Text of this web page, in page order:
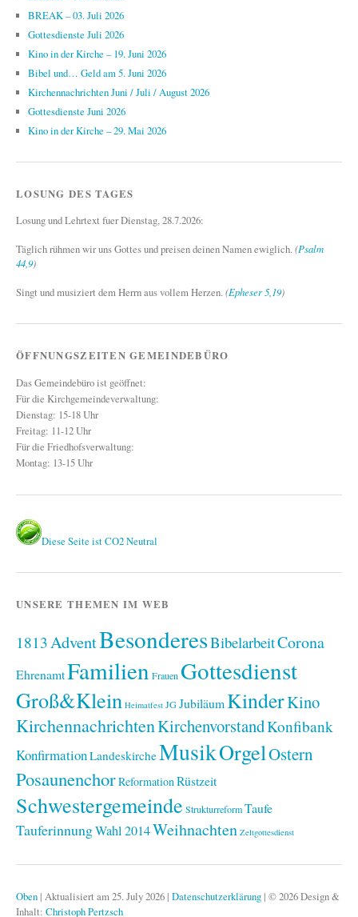
BREAK – 03. Juli 2026
Gottesdienste Juli 2026
Kino in der Kirche – 19. Juni 2026
Bibel und… Geld am 5. Juni 2026
Kirchennachrichten Juni / Juli / August 2026
Gottesdienste Juni 2026
Kino in der Kirche – 29. Mai 2026
LOSUNG DES TAGES
Losung und Lehrtext fuer Dienstag, 28.7.2026:
Täglich rühmen wir uns Gottes und preisen deinen Namen ewiglich.(Psalm
44,9)
Singt und musiziert dem Herrn aus vollem Herzen.(Epheser 5,19)
ÖFFNUNGSZEITEN GEMEINDEBÜRO
Das Gemeindebüro ist geöffnet:
Für die Kirchgemeindeverwaltung:
Dienstag: 15-18 Uhr
Freitag: 11-12 Uhr
Für die Friedhofsverwaltung:
Montag: 13-15 Uhr
Diese Seite ist CO2 Neutral
UNSERE THEMEN IM WEB
1813AdventBesonderesBibelarbeitCorona
EhrenamtFamilien Frauen Gottesdienst
Groß&Klein Heimatfest JGJubiläumKinderKino
KirchennachrichtenKirchenvorstandKonfibank
KonfirmationLandeskircheMusikOrgelOstern
PosaunenchorReformationRüstzeit
Schwestergemeinde StrukturreformTaufe
TauferinnungWahl 2014Weihnachten Zeltgottesdienst
Oben | Aktualisiert am 25. July 2026 | Datenschutzerklärung | © 2026 Design &
Inhalt: Christoph Pertzsch